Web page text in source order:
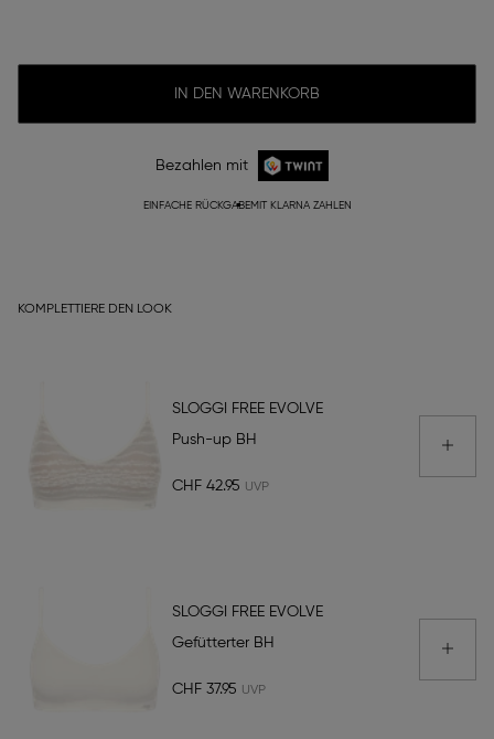
IN DEN WARENKORB
Bezahlen mit
EINFACHE RÜCKGABEMIT KLARNA ZAHLEN
KOMPLETTIERE DEN LOOK
SLOGGI FREE EVOLVE
Push-up BH
CHF 42.95
SLOGGI FREE EVOLVE
Gefütterter BH
CHF 37.95